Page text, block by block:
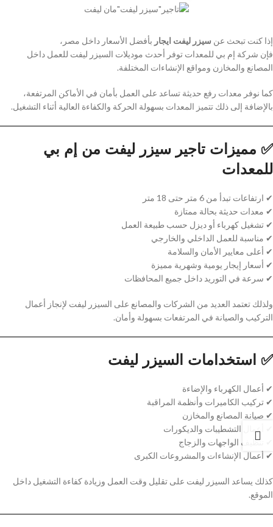
في مصر بأفضل سعر | شركة إم بي للمعدات,كلاركات للبيع والإيجار
إذا كنت تبحث عن سيزر ليفت ايجار بأفضل الأسعار داخل مصر،
فإن شركة إم بي للمعدات توفر أحدث موديلات السيزر ليفت للعمل داخل
المصانع والمخازن ومواقع الإنشاءات المختلفة.
كما نوفر معدات رفع حديثة تساعد على العمل بأمان في الأماكن المرتفعة،
بالإضافة إلى ذلك تتميز المعدات بسهولة الحركة والكفاءة العالية أثناء التشغيل.
✅ مميزات تاجير سيزر ليفت من إم بي
للمعدات
✔ ارتفاعات تبدأ من 6 متر حتى 18 متر
✔ معدات حديثة بحالة ممتازة
✔ تشغيل كهرباء أو ديزل حسب طبيعة العمل
✔ مناسبة للعمل الداخلي والخارجي
✔ أعلى معايير الأمان والسلامة
✔ أسعار إيجار يومية وشهرية مميزة
✔ سرعة في التوريد داخل جميع المحافظات
ولذلك تعتمد العديد من الشركات والمصانع على السيزر ليفت لإنجاز أعمال
التركيب والصيانة في المرتفعات بسهولة وأمان.
✅ استخدامات السيزر ليفت
✔ أعمال الكهرباء والإضاءة
✔ تركيب الكاميرات وأنظمة المراقبة
✔ صيانة المصانع والمخازن
✔ أعمال التشطيبات والديكورات
✔ تنظيف الواجهات والزجاج
✔ أعمال الإنشاءات والمشروعات الكبرى
كذلك يساعد السيزر ليفت على تقليل وقت العمل وزيادة كفاءة التشغيل داخل
الموقع.